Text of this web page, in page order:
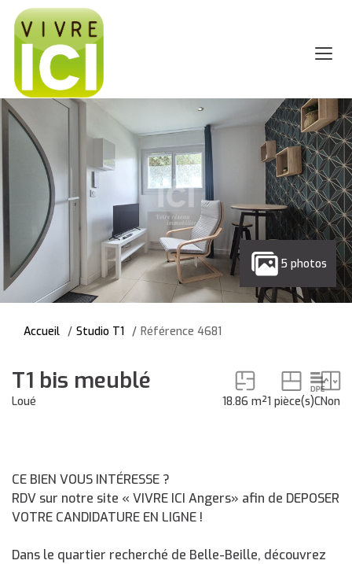
5 photos
Accueil Studio T1 Référence 4681
T1 bis meublé
Loué 18.86 m²1 pièce(s)CNon
CE BIEN VOUS INTÉRESSE ?
RDV sur notre site « VIVRE ICI Angers» afin de DEPOSER
VOTRE CANDIDATURE EN LIGNE !
Dans le quartier recherché de Belle-Beille, découvrez